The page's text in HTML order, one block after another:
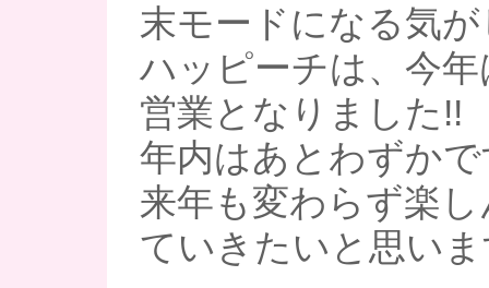
末モードになる気
ハッピーチは、今
営業となりました!!
年内はあとわずか
来年も変わらず楽
ていきたいと思いま